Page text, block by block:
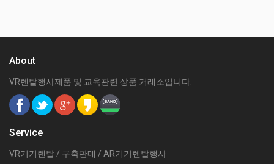
About
VR렌탈행사제품 및 교육관련 상품 거래소입니다.
Service
VR기기렌탈 / 구축판매 / AR기기렌탈행사